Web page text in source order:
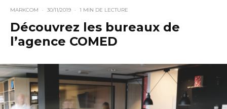
MARKCOM · 30/11/2019 · 1 MIN DE LECTURE
Découvrez les bureaux de
l’agence COMED